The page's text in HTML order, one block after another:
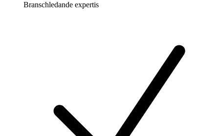
Branschledande expertis